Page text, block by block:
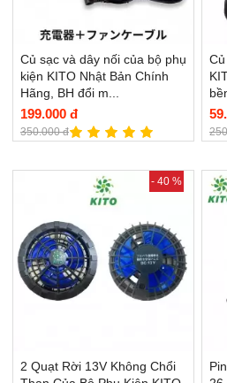
Củ sạc và dây nối của bộ phụ
kiện KITO Nhật Bản Chính
Hãng, BH đổi m...
199.000 đ
350.000 đ
- 40 %
2 Quạt Rời 13V Không Chổi